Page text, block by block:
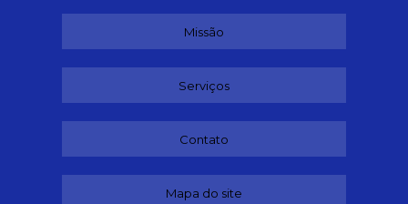
Missão
Serviços
Contato
Mapa do site